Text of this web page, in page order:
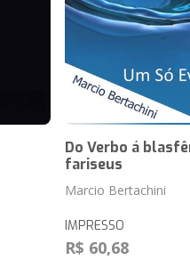
Do Verbo á
fariseus
Marcio Bertachini
IMPRESSO
R$ 60,68